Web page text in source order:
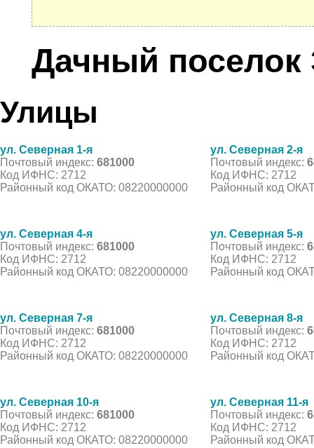
Дачный поселок
Улицы
ул. Северная 1-я
Почтовый индекс: 681000
Код ИФНС: 2712
Районный код ОКАТО: 08220000000
ул. Северная 2-я
Почтовый индекс:
Код ИФНС: 2712
Районный код
ул. Северная 4-я
Почтовый индекс: 681000
Код ИФНС: 2712
Районный код ОКАТО: 08220000000
ул. Северная 5-я
Почтовый индекс:
Код ИФНС: 2712
Районный код
ул. Северная 7-я
Почтовый индекс: 681000
Код ИФНС: 2712
Районный код ОКАТО: 08220000000
ул. Северная 8-я
Почтовый индекс:
Код ИФНС: 2712
Районный код
ул. Северная 10-я
Почтовый индекс: 681000
Код ИФНС: 2712
Районный код ОКАТО: 08220000000
ул. Северная 11-я
Почтовый индекс:
Код ИФНС: 2712
Районный код